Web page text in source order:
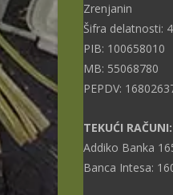
Zrenjanin
Šifra delatnosti:
PIB: 100658010
MB: 55068780
PEPDV:
TEKUĆI RAČUNI:
Addiko Banka
Banca Intesa: